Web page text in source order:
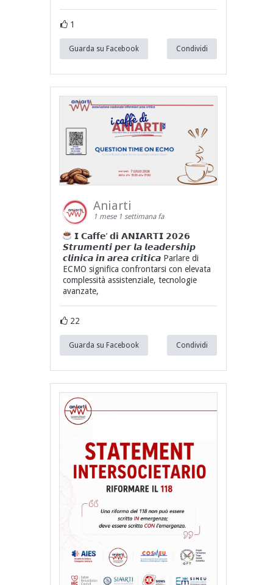
1
Guarda su Facebook Condividi
Aniarti
1 mese 1 settimana fa
𝗜 𝗖𝗮𝗳𝗳𝗲’ 𝗱𝗶 𝗔𝗡𝗜𝗔𝗥𝗧𝗜 𝟮𝟬𝟮𝟲
𝙎𝙩𝙧𝙪𝙢𝙚𝙣𝙩𝙞 𝙥𝙚𝙧 𝙡𝙖 𝙡𝙚𝙖𝙙𝙚𝙧𝙨𝙝𝙞𝙥
𝙘𝙡𝙞𝙣𝙞𝙘𝙖 𝙞𝙣 𝙖𝙧𝙚𝙖 𝙘𝙧𝙞𝙩𝙞𝙘𝙖 Parlare di
ECMO significa confrontarsi con elevata
complessità assistenziale, tecnologie
avanzate,
22
Guarda su Facebook Condividi